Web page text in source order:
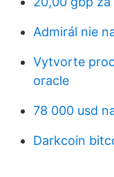
Admirál nie
Vytvorte
oracle
78 000 usd
Darkcoin